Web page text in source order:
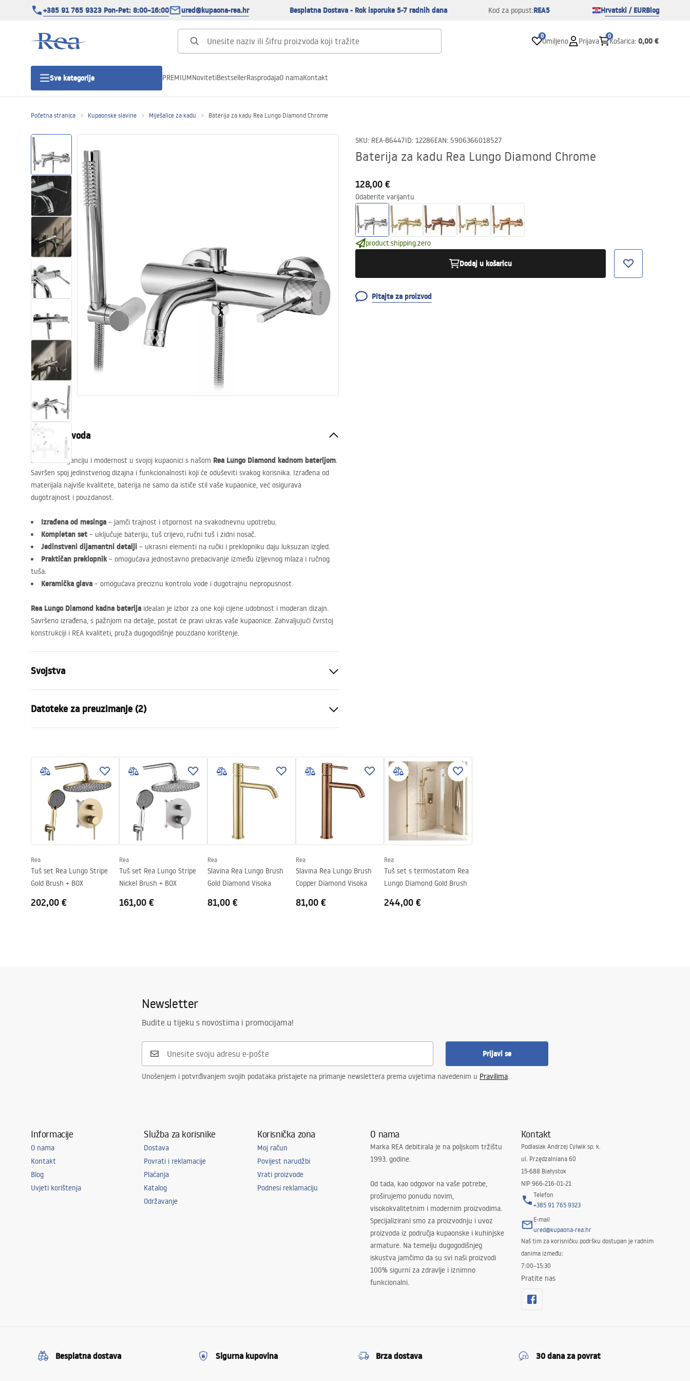
+385 91 765 9323 Pon-Pet: 8:00–16:00 ured@kupaona-rea.hr Besplatna Dostava - Rok isporuke 5-7 radnih dana Kod za popust:REA5 Hrvatski / EURBlog
0
Omiljeno Prijava
0
Košarica: 0,00 €
Sve kategorije
Tuš vrata
Tuš kade
Tuš Kanalice
WC školjke
Umivaonici
Kade i paravani
Miješalice, pipe, slavine
Tuševi
Kuhinja
Pribor i kupaonski namještaj
PREMIUMNovitetiBestsellerRasprodajaO namaKontakt
Početna stranica Kupaonske slavine Miješalice za kadu Baterija za kadu Rea Lungo Diamond Chrome
SKU: REA-B6447ID: 12286EAN: 5906366018527
Baterija za kadu Rea Lungo Diamond Chrome
128,00 €
Odaberite varijantu
product:shipping.zero
Dodaj u košaricu
Pitajte za proizvod
Opis proizvoda
Doživite eleganciju i modernost u svojoj kupaonici s našom Rea Lungo Diamond kadnom baterijom.
Savršen spoj jedinstvenog dizajna i funkcionalnosti koji će oduševiti svakog korisnika. Izrađena od
materijala najviše kvalitete, baterija ne samo da ističe stil vaše kupaonice, već osigurava
dugotrajnost i pouzdanost.
Izrađena od mesinga – jamči trajnost i otpornost na svakodnevnu upotrebu.
Kompletan set – uključuje bateriju, tuš crijevo, ručni tuš i zidni nosač.
Jedinstveni dijamantni detalji – ukrasni elementi na ručki i preklopniku daju luksuzan izgled.
Praktičan preklopnik– omogućava jednostavno prebacivanje između izljevnog mlaza i ručnog
tuša.
Keramička glava – omogućava preciznu kontrolu vode i dugotrajnu nepropusnost.
Rea Lungo Diamond kadna baterija idealan je izbor za one koji cijene udobnost i moderan dizajn.
Savršeno izrađena, s pažnjom na detalje, postat će pravi ukras vaše kupaonice. Zahvaljujući čvrstoj
konstrukciji i REA kvaliteti, pruža dugogodišnje pouzdano korištenje.
Svojstva
Način montaže
Boja
Krom
Materijal
Doseg izljeva
100
Visina
Tehnologija premazivanja
Promjer priključka
Razmak priključaka
150mm
Jamstvo
5 godina
Datoteke za preuzimanje (2)
Faucet.pdf
Warranty_Terms_and_Conditions_
Faucets_-_5.pdf
Rea
Tuš set Rea Lungo Stripe
Gold Brush + BOX
202,00 €
Rea
Tuš set Rea Lungo Stripe
Nickel Brush + BOX
161,00 €
Rea
Slavina Rea Lungo Brush
Gold Diamond Visoka
81,00 €
Rea
Slavina Rea Lungo Brush
Copper Diamond Visoka
81,00 €
Rea
Tuš set s termostatom Rea
Lungo Diamond Gold Brush
244,00 €
Newsletter
Budite u tijeku s novostima i promocijama!
Prijavi se
Unošenjem i potvrđivanjem svojih podataka pristajete na primanje newslettera prema uvjetima navedenim u Pravilima.
Informacije
O nama
Kontakt
Blog
Uvjeti korištenja
Služba za korisnike
Dostava
Povrati i reklamacije
Plaćanja
Katalog
Održavanje
Korisnička zona
Moj račun
Povijest narudžbi
Vrati proizvode
Podnesi reklamaciju
O nama
Marka REA debitirala je na poljskom tržištu
1993. godine.
Od tada, kao odgovor na vaše potrebe,
proširujemo ponudu novim,
visokokvalitetnim i modernim proizvodima.
Specijalizirani smo za proizvodnju i uvoz
proizvoda iz područja kupaonske i kuhinjske
armature. Na temelju dugogodišnjeg
iskustva jamčimo da su svi naši proizvodi
100% sigurni za zdravlje i iznimno
funkcionalni.
Kontakt
Podlasiak Andrzej Cylwik sp. k.
ul. Przędzalniana 60
15-688 Białystok
NIP 966-216-01-21
Telefon
+385 91 765 9323
E-mail
ured@kupaona-rea.hr
Naš tim za korisničku podršku dostupan je radnim
danima između:
7:00–15:30
Pratite nas
Besplatna dostava Sigurna kupovina Brza dostava 30 dana za povrat